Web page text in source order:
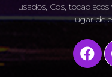
usados, Cds,
lugar de